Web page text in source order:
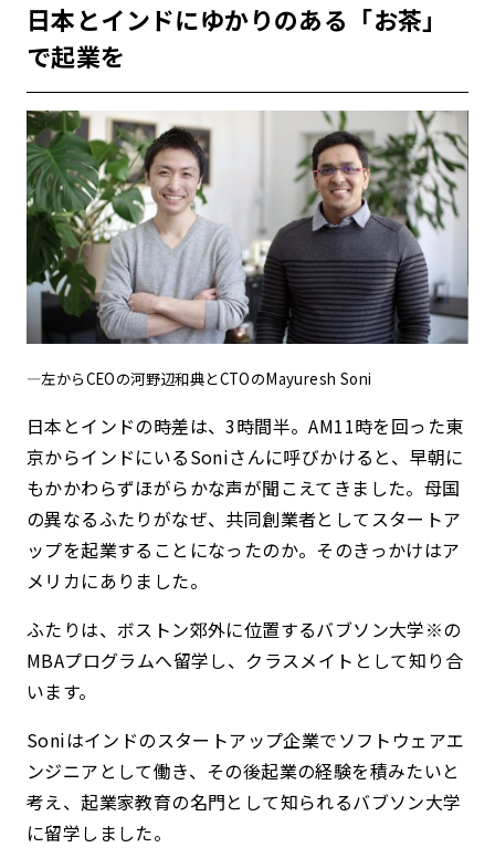
日本とインドにゆかりのある「お茶」
で起業を
—左からCEOの河野辺和典とCTOのMayuresh Soni
日本とインドの時差は、3時間半。AM11時を回った東
京からインドにいるSoniさんに呼びかけると、早朝に
もかかわらずほがらかな声が聞こえてきました。母国
の異なるふたりがなぜ、共同創業者としてスタートア
ップを起業することになったのか。そのきっかけはア
メリカにありました。
ふたりは、ボストン郊外に位置するバブソン大学※の
MBAプログラムへ留学し、クラスメイトとして知り合
います。
Soniはインドのスタートアップ企業でソフトウェアエ
ンジニアとして働き、その後起業の経験を積みたいと
考え、起業家教育の名門として知られるバブソン大学
に留学しました。